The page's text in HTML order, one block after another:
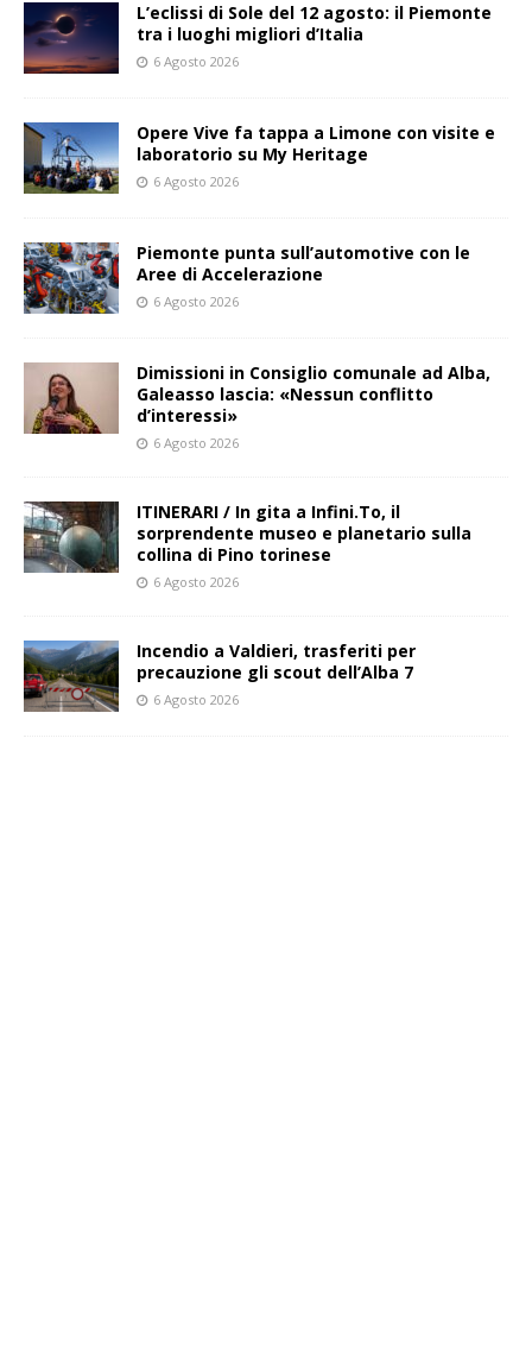
L’eclissi di Sole del 12 agosto: il Piemonte
tra i luoghi migliori d’Italia
6 Agosto 2026
Opere Vive fa tappa a Limone con visite e
laboratorio su My Heritage
6 Agosto 2026
Piemonte punta sull’automotive con le
Aree di Accelerazione
6 Agosto 2026
Dimissioni in Consiglio comunale ad Alba,
Galeasso lascia: «Nessun conflitto
d’interessi»
6 Agosto 2026
ITINERARI / In gita a Infini.To, il
sorprendente museo e planetario sulla
collina di Pino torinese
6 Agosto 2026
Incendio a Valdieri, trasferiti per
precauzione gli scout dell’Alba 7
6 Agosto 2026